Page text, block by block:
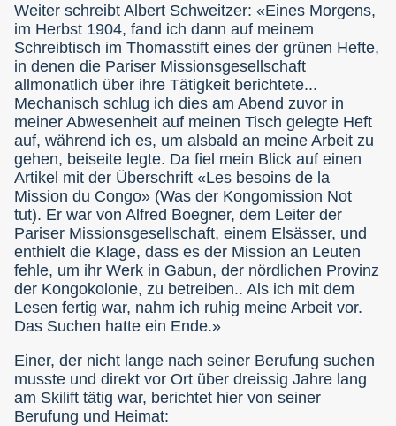
Weiter schreibt Albert Schweitzer: «Eines Morgens,
im Herbst 1904, fand ich dann auf meinem
Schreibtisch im Thomasstift eines der grünen Hefte,
in denen die Pariser Missionsgesellschaft
allmonatlich über ihre Tätigkeit berichtete...
Mechanisch schlug ich dies am Abend zuvor in
meiner Abwesenheit auf meinen Tisch gelegte Heft
auf, während ich es, um alsbald an meine Arbeit zu
gehen, beiseite legte. Da fiel mein Blick auf einen
Artikel mit der Überschrift «Les besoins de la
Mission du Congo» (Was der Kongomission Not
tut). Er war von Alfred Boegner, dem Leiter der
Pariser Missionsgesellschaft, einem Elsässer, und
enthielt die Klage, dass es der Mission an Leuten
fehle, um ihr Werk in Gabun, der nördlichen Provinz
der Kongokolonie, zu betreiben.. Als ich mit dem
Lesen fertig war, nahm ich ruhig meine Arbeit vor.
Das Suchen hatte ein Ende.»
Einer, der nicht lange nach seiner Berufung suchen
musste und direkt vor Ort über dreissig Jahre lang
am Skilift tätig war, berichtet hier von seiner
Berufung und Heimat: